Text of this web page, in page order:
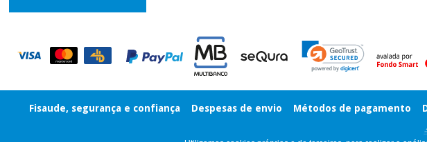
Fisaude, segurança e confiança Despesas de envio Métodos de pagamento